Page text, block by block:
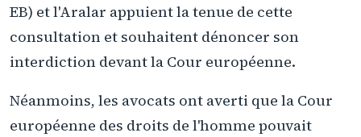
EB) et l'Aralar appuient la tenue de cette
consultation et souhaitent dénoncer son
interdiction devant la Cour européenne.
Néanmoins, les avocats ont averti que la Cour
européenne des droits de l'homme pouvait